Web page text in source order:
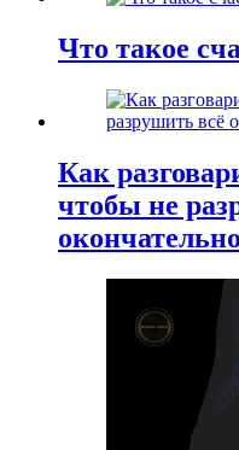
Что такое
Как
чтобы не